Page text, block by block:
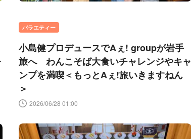
バラエティー
小島健プロデュースでAぇ! groupが岩手
旅へ わんこそば大食いチャレンジやキャ
ンプを満喫＜もっとAぇ!旅いきますねん
＞
2026/06/28 01:00